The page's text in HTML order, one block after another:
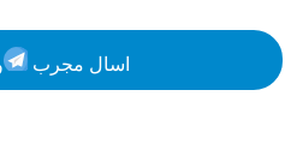
اسال مجرب